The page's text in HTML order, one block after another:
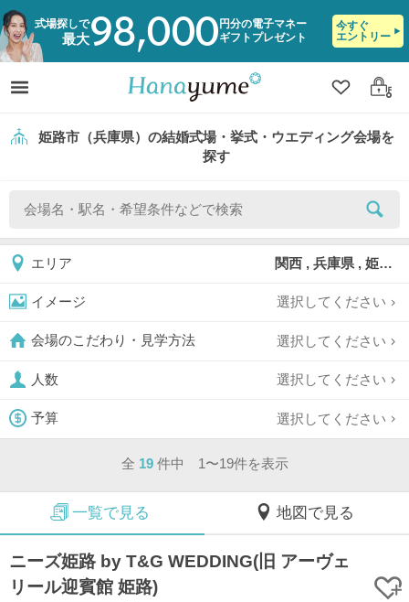
式場探しで
最大98,000 円分の電子マネー
ギフトプレゼント
今すぐ
エントリー
クリップ
ログ
姫路市（兵庫県）の結婚式場・挙式・ウエディング会場を
探す
エリア 関西 , 兵庫県 , 姫路市
イメージ 選択してください
会場のこだわり・見学方法 選択してください
人数 選択してください
予算 選択してください
全 19 件中 1〜19件を表示
一覧で見る 地図で見る
ニーズ姫路 by T&G WEDDING(旧 アーヴェ
リール迎賓館 姫路)